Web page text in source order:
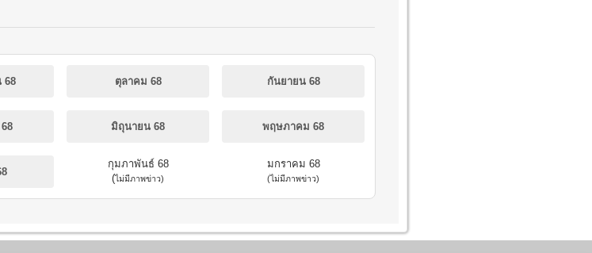
68 ตุลาคม 68 กันยายน 68
มิถุนายน 68 พฤษภาคม 68
กุมภาพันธ์ 68
(ไม่มีภาพข่าว)
มกราคม 68
(ไม่มีภาพข่าว)